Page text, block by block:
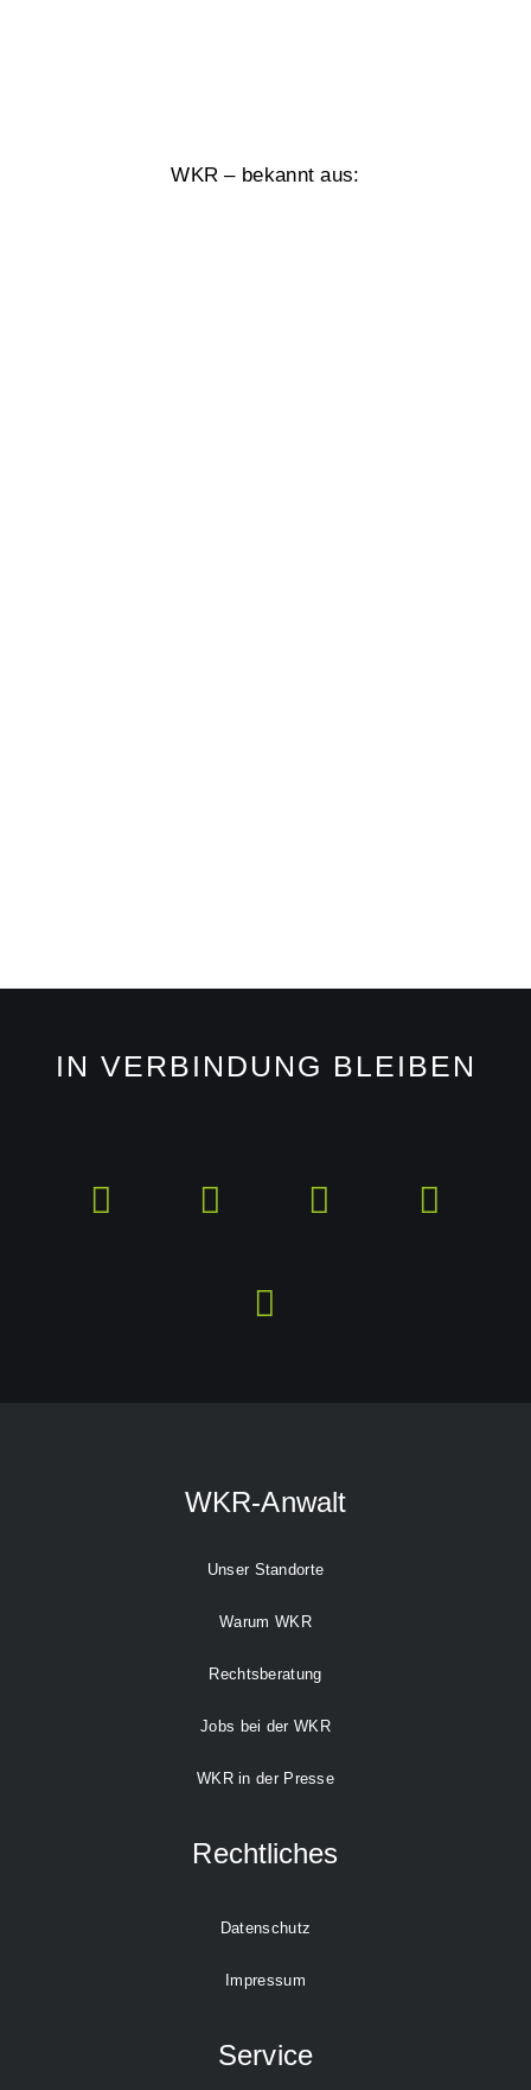
WKR – bekannt aus:
IN VERBINDUNG BLEIBEN
WKR-Anwalt
Unser Standorte
Warum WKR
Rechtsberatung
Jobs bei der WKR
WKR in der Presse
Rechtliches
Datenschutz
Impressum
Service